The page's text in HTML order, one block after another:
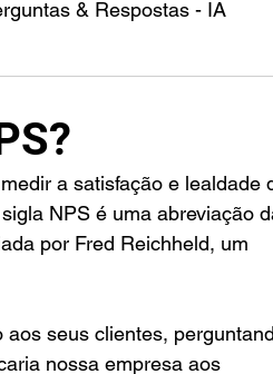
& Respostas - IA
a satisfação e lealdade
NPS é uma abreviação
por Fred Reichheld, um
seus clientes,
nossa empresa aos